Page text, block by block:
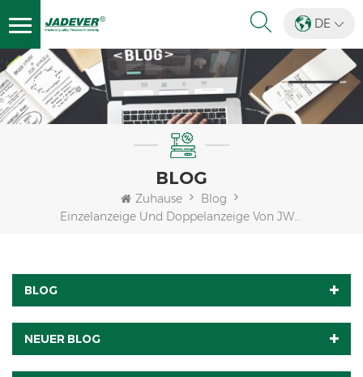
DE
BLOG
Zuhause
Blog
Einzelanzeige Und Doppelanzeige Von JWP Wasserdichten Waagen
BLOG
NEUER BLOG